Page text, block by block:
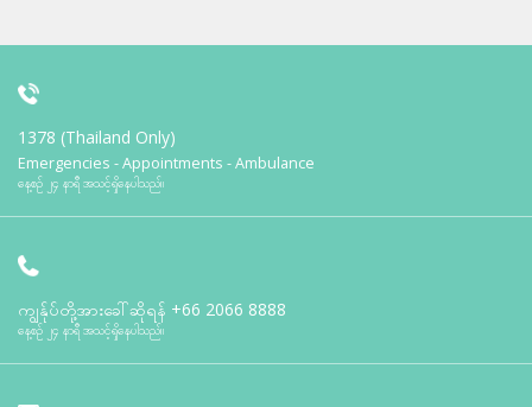
1378 (Thailand Only)
Emergencies - Appointments - Ambulance
နေ့စဉ် ၂၄ နာရီ အသင့်ရှိနေပါသည်။
ကျွန်ုပ်တို့အားခေါ်ဆိုရန် +66 2066 8888
နေ့စဉ် ၂၄ နာရီ အသင့်ရှိနေပါသည်။